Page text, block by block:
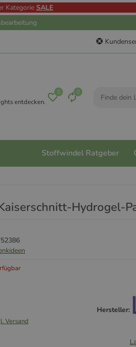
SALE
entdecken.
0 0
Stoffwindel Ratgeber
Hydrogel-
Versand
Hersteller: